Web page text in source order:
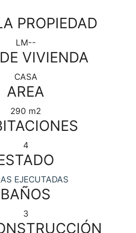
PROPIEDAD
LM--
VIVIENDA
CASA
AREA
290 m2
4
EJECUTADAS
BAÑOS
3